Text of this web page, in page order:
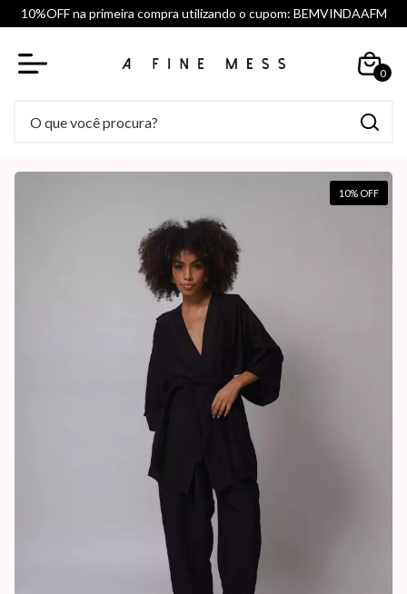
10%OFF na primeira compra utilizando o cupom: BEMVINDAAFM
0
10% OFF